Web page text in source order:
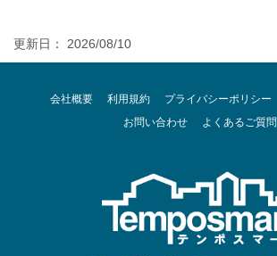
更新日： 2026/08/10
会社概要 利用規約 プライバシーポリシー
お問い合わせ
よくあるご質問